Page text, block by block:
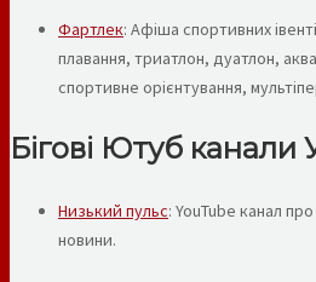
Фартлек: Афіша спортивних
плавання, триатлон, дуатлон,
спортивне орієнтування,
Бігові Ютуб канали
Низький пульс: YouTube канал про
новини.